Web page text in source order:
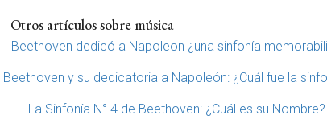
Otros artículos sobre música
Beethoven dedicó a Napoleon ¿una sinfonía
Beethoven y su dedicatoria a Napoleón: ¿Cuál fue la
La Sinfonía N° 4 de Beethoven: ¿Cuál es su Nombre?